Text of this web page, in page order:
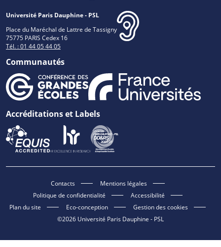
Université Paris Dauphine - PSL
Place du Maréchal de Lattre de Tassigny
75775 PARIS Cedex 16
Tél. : 01 44 05 44 05
Communautés
Accréditations et Labels
Contacts
Mentions légales
Politique de confidentialité
Accessibilité
Plan du site
Eco-conception
Gestion des cookies
©2026 Université Paris Dauphine - PSL